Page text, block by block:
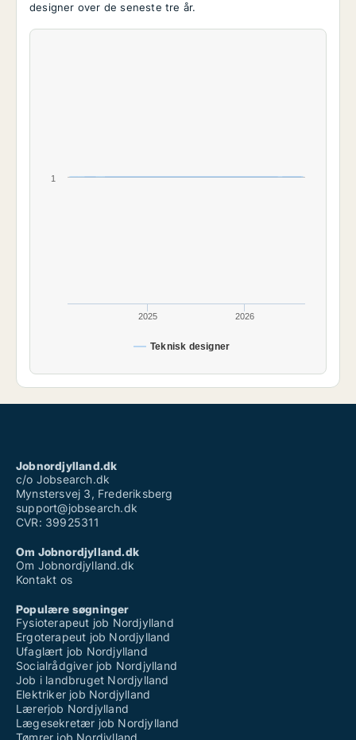
designer over de seneste tre år.
Teknisk designer
2025 2026
1
Jobnordjylland.dk
c/o Jobsearch.dk
Mynstersvej 3, Frederiksberg
support@jobsearch.dk
CVR: 39925311
Om Jobnordjylland.dk
Om Jobnordjylland.dk
Kontakt os
Populære søgninger
Fysioterapeut job Nordjylland
Ergoterapeut job Nordjylland
Ufaglært job Nordjylland
Socialrådgiver job Nordjylland
Job i landbruget Nordjylland
Elektriker job Nordjylland
Lærerjob Nordjylland
Lægesekretær job Nordjylland